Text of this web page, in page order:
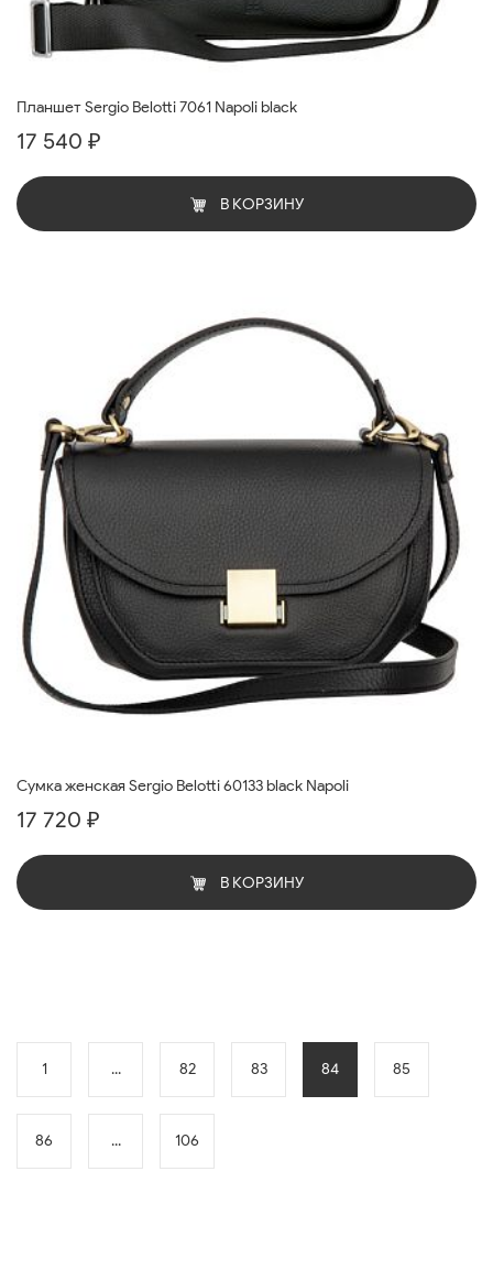
Планшет Sergio Belotti 7061 Napoli black
17 540 ₽
В КОРЗИНУ
Cумка женская Sergio Belotti 60133 black Napoli
17 720 ₽
В КОРЗИНУ
1 ... 82 83 84 85
86 ... 106